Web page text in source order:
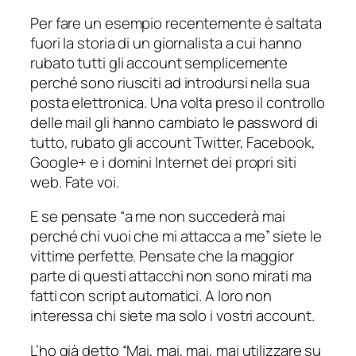
Per fare un esempio recentemente è saltata
fuori la storia di un giornalista a cui hanno
rubato tutti gli account semplicemente
perché sono riusciti ad introdursi nella sua
posta elettronica. Una volta preso il controllo
delle mail gli hanno cambiato le password di
tutto, rubato gli account Twitter, Facebook,
Google+ e i domini Internet dei propri siti
web. Fate voi.
E se pensate “a me non succederà mai
perché chi vuoi che mi attacca a me” siete le
vittime perfette. Pensate che la maggior
parte di questi attacchi non sono mirati ma
fatti con script automatici. A loro non
interessa chi siete ma solo i vostri account.
L’ho già detto “Mai, mai, mai, mai utilizzare su